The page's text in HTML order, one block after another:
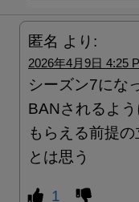
匿名 より:
2026年4月9日 4:25
シーズン7にな
BANされるよ
もらえる前提
とは思う
1